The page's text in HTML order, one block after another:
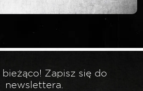
bieżąco! Zapisz się do
newslettera.